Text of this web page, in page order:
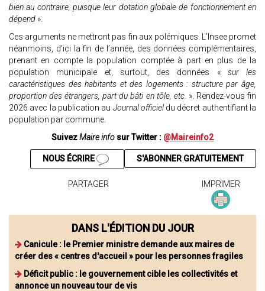
bien au contraire, puisque leur dotation globale de fonctionnement en
dépend ».
Ces arguments ne mettront pas fin aux polémiques. L’Insee promet
néanmoins, d’ici la fin de l’année, des données complémentaires,
prenant en compte la population comptée à part en plus de la
population municipale et, surtout, des données « sur les
caractéristiques des habitants et des logements : structure par âge,
proportion des étrangers, part du bâti en tôle, etc. ». Rendez-vous fin
2026 avec la publication au Journal officieldu décret authentifiant la
population par commune.
SuivezMaire info sur Twitter : @Maireinfo2
S'ABONNER GRATUITEMENT
NOUS ÉCRIRE
PARTAGER IMPRIMER
DANS L'ÉDITION DU JOUR
Canicule : le Premier ministre demande aux maires de
créer des « centres d'accueil » pour les personnes fragiles
Déficit public : le gouvernement cible les collectivités et
annonce un nouveau tour de vis